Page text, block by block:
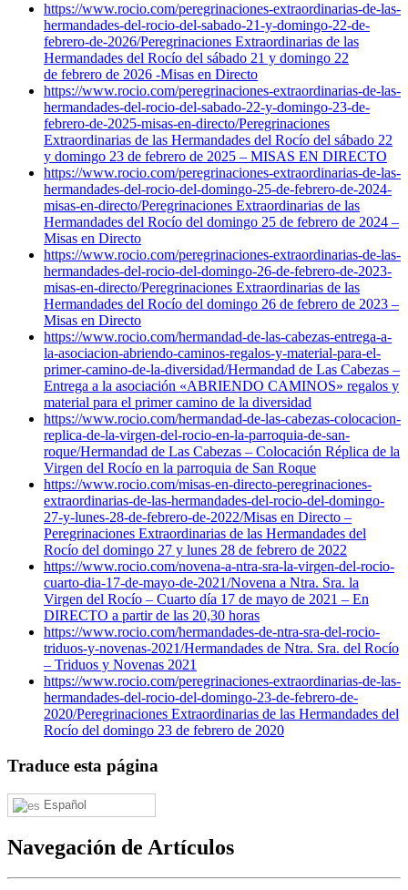
https://www.rocio.com/peregrinaciones-extraordinarias-de-las-
hermandades-del-rocio-del-sabado-21-y-domingo-22-de-
febrero-de-2026/Peregrinaciones Extraordinarias de las
Hermandades del Rocío del sábado 21 y domingo 22
de febrero de 2026 -Misas en Directo
https://www.rocio.com/peregrinaciones-extraordinarias-de-las-
hermandades-del-rocio-del-sabado-22-y-domingo-23-de-
febrero-de-2025-misas-en-directo/Peregrinaciones
Extraordinarias de las Hermandades del Rocío del sábado 22
y domingo 23 de febrero de 2025 – MISAS EN DIRECTO
https://www.rocio.com/peregrinaciones-extraordinarias-de-las-
hermandades-del-rocio-del-domingo-25-de-febrero-de-2024-
misas-en-directo/Peregrinaciones Extraordinarias de las
Hermandades del Rocío del domingo 25 de febrero de 2024 –
Misas en Directo
https://www.rocio.com/peregrinaciones-extraordinarias-de-las-
hermandades-del-rocio-del-domingo-26-de-febrero-de-2023-
misas-en-directo/Peregrinaciones Extraordinarias de las
Hermandades del Rocío del domingo 26 de febrero de 2023 –
Misas en Directo
https://www.rocio.com/hermandad-de-las-cabezas-entrega-a-
la-asociacion-abriendo-caminos-regalos-y-material-para-el-
primer-camino-de-la-diversidad/Hermandad de Las Cabezas –
Entrega a la asociación «ABRIENDO CAMINOS» regalos y
material para el primer camino de la diversidad
https://www.rocio.com/hermandad-de-las-cabezas-colocacion-
replica-de-la-virgen-del-rocio-en-la-parroquia-de-san-
roque/Hermandad de Las Cabezas – Colocación Réplica de la
Virgen del Rocío en la parroquia de San Roque
https://www.rocio.com/misas-en-directo-peregrinaciones-
extraordinarias-de-las-hermandades-del-rocio-del-domingo-
27-y-lunes-28-de-febrero-de-2022/Misas en Directo –
Peregrinaciones Extraordinarias de las Hermandades del
Rocío del domingo 27 y lunes 28 de febrero de 2022
https://www.rocio.com/novena-a-ntra-sra-la-virgen-del-rocio-
cuarto-dia-17-de-mayo-de-2021/Novena a Ntra. Sra. la
Virgen del Rocío – Cuarto día 17 de mayo de 2021 – En
DIRECTO a partir de las 20,30 horas
https://www.rocio.com/hermandades-de-ntra-sra-del-rocio-
triduos-y-novenas-2021/Hermandades de Ntra. Sra. del Rocío
– Triduos y Novenas 2021
https://www.rocio.com/peregrinaciones-extraordinarias-de-las-
hermandades-del-rocio-del-domingo-23-de-febrero-de-
2020/Peregrinaciones Extraordinarias de las Hermandades del
Rocío del domingo 23 de febrero de 2020
Traduce esta página
Español
Navegación de Artículos